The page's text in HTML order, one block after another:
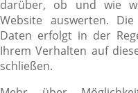
darüber, ob und wie
Website auswerten.
Daten erfolgt in der
Ihrem Verhalten auf
schließen.